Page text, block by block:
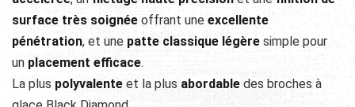
surface très soignée offrant une excellente
pénétration, et une patte classique légère simple pour
un placement efficace.
La plus polyvalenteet la plus abordabledes broches à